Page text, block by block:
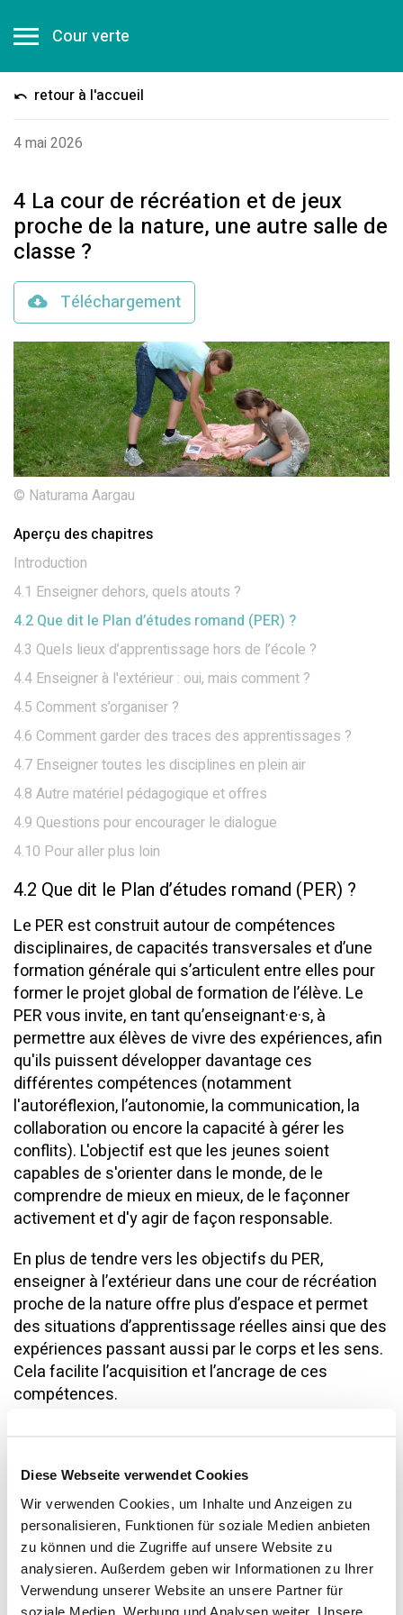
Diese Webseite verwendet Cookies
Wir verwenden Cookies, um Inhalte und Anzeigen zu
personalisieren, Funktionen für soziale Medien anbieten
zu können und die Zugriffe auf unsere Website zu
analysieren. Außerdem geben wir Informationen zu Ihrer
Verwendung unserer Website an unsere Partner für
soziale Medien, Werbung und Analysen weiter. Unsere
Cour verte
retour à l'accueil
4 mai 2026
4 La cour de récréation et de jeux
proche de la nature, une autre salle de
classe ?
Téléchargement
© Naturama Aargau
Aperçu des chapitres
Introduction
4.1 Enseigner dehors, quels atouts ?
4.2 Que dit le Plan d’études romand (PER) ?
4.3 Quels lieux d’apprentissage hors de l’école ?
4.4 Enseigner à l'extérieur : oui, mais comment ?
4.5 Comment s’organiser ?
4.6 Comment garder des traces des apprentissages ?
4.7 Enseigner toutes les disciplines en plein air
4.8 Autre matériel pédagogique et offres
4.9 Questions pour encourager le dialogue
4.10 Pour aller plus loin
4.2 Que dit le Plan d’études romand (PER) ?
Le PER est construit autour de compétences
disciplinaires, de capacités transversales et d’une
formation générale qui s’articulent entre elles pour
former le projet global de formation de l’élève. Le
PER vous invite, en tant qu’enseignant·e·s, à
permettre aux élèves de vivre des expériences, afin
qu'ils puissent développer davantage ces
différentes compétences (notamment
l'autoréflexion, l’autonomie, la communication, la
collaboration ou encore la capacité à gérer les
conflits). L'objectif est que les jeunes soient
capables de s'orienter dans le monde, de le
comprendre de mieux en mieux, de le façonner
activement et d'y agir de façon responsable.
En plus de tendre vers les objectifs du PER,
enseigner à l’extérieur dans une cour de récréation
proche de la nature offre plus d’espace et permet
des situations d’apprentissage réelles ainsi que des
expériences passant aussi par le corps et les sens.
Cela facilite l’acquisition et l’ancrage de ces
compétences.
ouverts auxquels les enfants ont un accès égal
et où ils peuvent passer du temps de façon
autonome et sans être dérangés. Ils acquièrent
leurs propres expériences et développent des
compétences personnelles et sociales par le
jeu, le mouvement et le contact. Par